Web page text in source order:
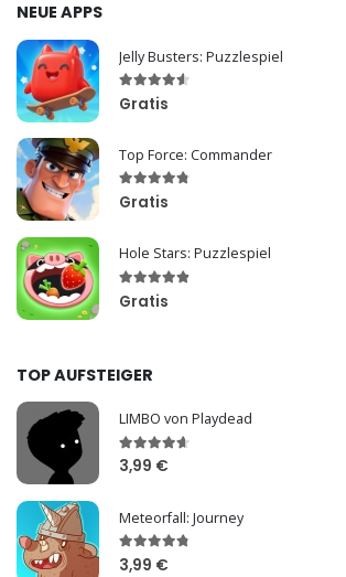
NEUE APPS
Jelly Busters: Puzzlespiel
Gratis
Top Force: Commander
Gratis
Hole Stars: Puzzlespiel
Gratis
TOP AUFSTEIGER
LIMBO von Playdead
3,99 €
Meteorfall: Journey
3,99 €